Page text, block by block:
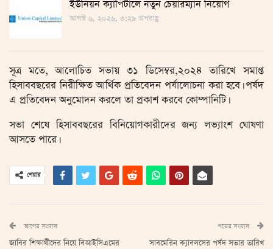
ইউনিয়ন ক্যাপিটালে নতুন চেয়ারম্যান নিয়োগ
আগস্ট ৬, ২০২৬, ৩:২৯ অপরাহ্ণ
সূত্র মতে, আলোচিত সভায় ৩১ ডিসেম্বর,২০২৪ তারিখে সমাপ্ত
হিসাববছরের নিরীক্ষিত আর্থিক প্রতিবেদন পর্যালোচনা করা হবে। পর্ষদ
এ প্রতিবেদন অনুমোদন করলে তা প্রকাশ করবে কোম্পানিটি।
সভা শেষে হিসাববছরের বিনিয়োগকারীদের জন্য লভ্যাংশ ঘোষণা
আসতে পারে।
শেয়ার
আগের সংবাদ
জাবির শিক্ষার্থীদের নিয়ে বিআইসিএমের
পরের সংবাদ
সাবমেরিন ক্যাবলসের পর্ষদ সভার তারিখ